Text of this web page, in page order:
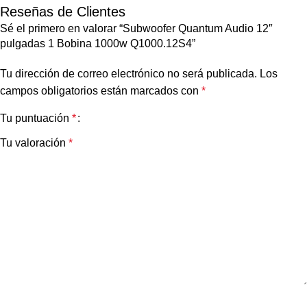
Reseñas de Clientes
Sé el primero en valorar “Subwoofer Quantum Audio 12″
pulgadas 1 Bobina 1000w Q1000.12S4”
Tu dirección de correo electrónico no será publicada. Los
campos obligatorios están marcados con *
Tu puntuación *
Tu valoración *